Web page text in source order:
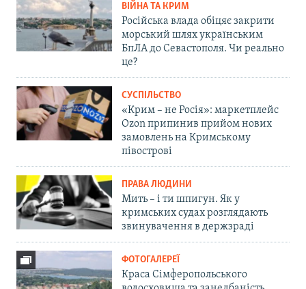
ВІЙНА ТА КРИМ
Російська влада обіцяє закрити
морський шлях українським
БпЛА до Севастополя. Чи реально
це?
СУСПІЛЬСТВО
«Крим – не Росія»: маркетплейс
Ozon припинив прийом нових
замовлень на Кримському
півострові
ПРАВА ЛЮДИНИ
Мить – і ти шпигун. Як у
кримських судах розглядають
звинувачення в держзраді
ФОТОГАЛЕРЕЇ
Краса Сімферопольського